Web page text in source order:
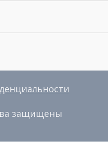
защищены